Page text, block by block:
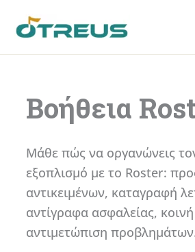
στο
Βοήθεια
Μάθε πώς να οργανώνεις
εξοπλισμό με το Roster:
αντικειμένων, καταγραφή
αντίγραφα ασφαλείας,
αντιμετώπιση